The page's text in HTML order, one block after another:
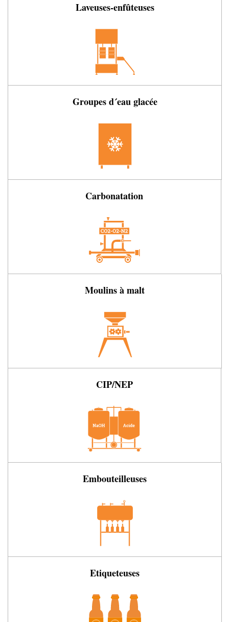
Laveuses-enfûteuses
Groupes d´eau glacée
Carbonatation
Moulins à malt
CIP/NEP
Embouteilleuses
Etiqueteuses